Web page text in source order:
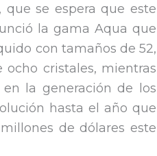
se espera que este
la gama Aqua que
con tamaños de 52,
cristales, mientras
la generación de los
hasta el año que
de dólares este